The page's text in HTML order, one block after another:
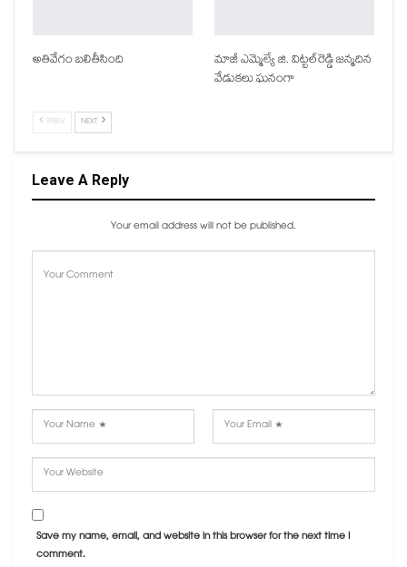
అతివేగం బలితీసింది
మాజీ ఎమ్మెల్యే జి. విట్టల్‌రెడ్డి జన్మదిన
వేడుకలు ఘనంగా
PREV NEXT
Leave A Reply
Your email address will not be published.
Save my name, email, and website in this browser for the next time I
comment.